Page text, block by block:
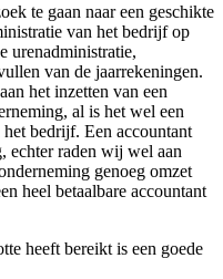
te gaan naar een geschikte
van het bedrijf op
urenadministratie,
van de jaarrekeningen.
het inzetten van een
al is het wel een
bedrijf. Een accountant
echter raden wij wel aan
genoeg omzet
heel betaalbare accountant
heeft bereikt is een goede